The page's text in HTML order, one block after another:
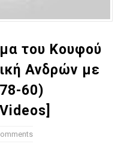
ανδρών ΕΣΚΑΝΑ
στον
η Φιλία Περάματος
του Κουφού
Ανδρών με
60)